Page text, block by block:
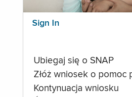
Sign In
Ubiegaj się o SNAP
Złóż wniosek o pomoc
Kontynuacja wniosku